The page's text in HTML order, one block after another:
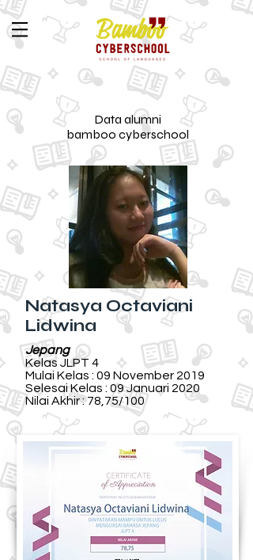
Data alumni
bamboo cyberschool
Natasya Octaviani
Lidwina
Jepang
Kelas JLPT 4
Mulai Kelas : 09 November 2019
Selesai Kelas : 09 Januari 2020
Nilai Akhir : 78,75/100